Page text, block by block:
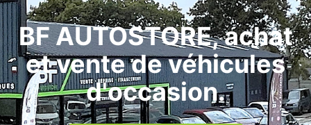
BF AUTOSTORE, achat
et vente de véhicules
d'occasion.